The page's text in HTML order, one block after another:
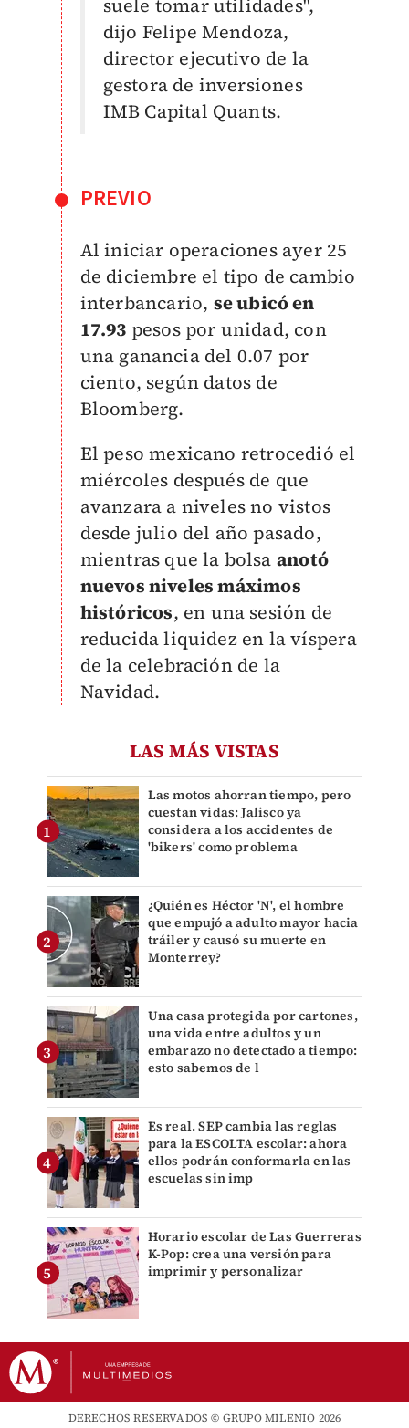
suele tomar utilidades",
dijo Felipe Mendoza,
director ejecutivo de la
gestora de inversiones
IMB Capital Quants.
PREVIO
Al iniciar operaciones ayer 25
de diciembre el tipo de cambio
interbancario, se ubicó en
17.93 pesos por unidad, con
una ganancia del 0.07 por
ciento, según datos de
Bloomberg.
El peso mexicano retrocedió el
miércoles después de que
avanzara a niveles no vistos
desde julio del año pasado,
mientras que la bolsa anotó
nuevos niveles máximos
históricos, en una sesión de
reducida liquidez en la víspera
de la celebración de la
Navidad.
LAS MÁS VISTAS
Las motos ahorran tiempo, pero
cuestan vidas: Jalisco ya
considera a los accidentes de
'bikers' como problema
¿Quién es Héctor 'N', el hombre
que empujó a adulto mayor hacia
tráiler y causó su muerte en
Monterrey?
Una casa protegida por cartones,
una vida entre adultos y un
embarazo no detectado a tiempo:
esto sabemos de l
Es real. SEP cambia las reglas
para la ESCOLTA escolar: ahora
ellos podrán conformarla en las
escuelas sin imp
Horario escolar de Las Guerreras
K-Pop: crea una versión para
imprimir y personalizar
DERECHOS RESERVADOS © GRUPO MILENIO 2026